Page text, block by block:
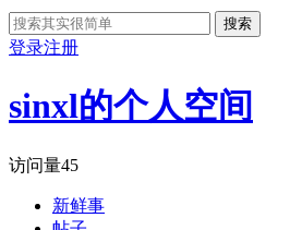
搜索
登录注册
sinxl的个人空间
访问量45
新鲜事